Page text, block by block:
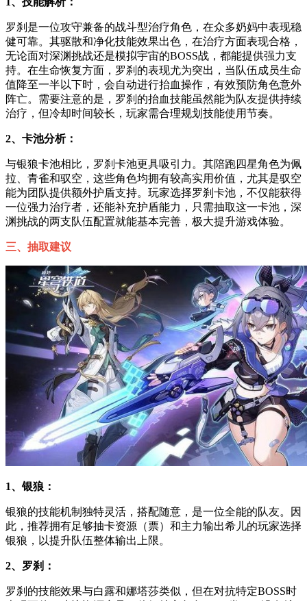
罗刹是一位攻守兼备的战斗型治疗角色，在众多奶妈中表现稳
健可靠。其驱散和净化技能效果出色，在治疗方面表现合格，
无论面对深渊挑战还是模拟宇宙的BOSS战，都能提供强力支
持。在生命恢复方面，罗刹的表现尤为突出，当队伍成员生命
值降至一半以下时，会自动进行抬血操作，有效预防角色意外
阵亡。需要注意的是，罗刹的抬血技能虽然能为队友提供持续
治疗，但冷却时间较长，玩家需合理规划技能使用节奏。
2、卡池分析：
与银狼卡池相比，罗刹卡池更具吸引力。其陪跑四星角色为佩
拉、青雀和驭空，这些角色均拥有较高实用价值，尤其是驭空
能为团队提供额外护盾支持。玩家选择罗刹卡池，不仅能获得
一位强力治疗者，还能补充护盾能力，只需抽取这一卡池，深
渊挑战的两支队伍配置就能基本完善，极大提升游戏体验。
三、抽取建议
1、银狼：
银狼的技能机制独特灵活，搭配随意，是一位全能的队友。因
此，推荐拥有足够抽卡资源（票）和主力输出希儿的玩家选择
银狼，以提升队伍整体输出上限。
2、罗刹：
罗刹的技能效果与白露和娜塔莎类似，但在对抗特定BOSS时